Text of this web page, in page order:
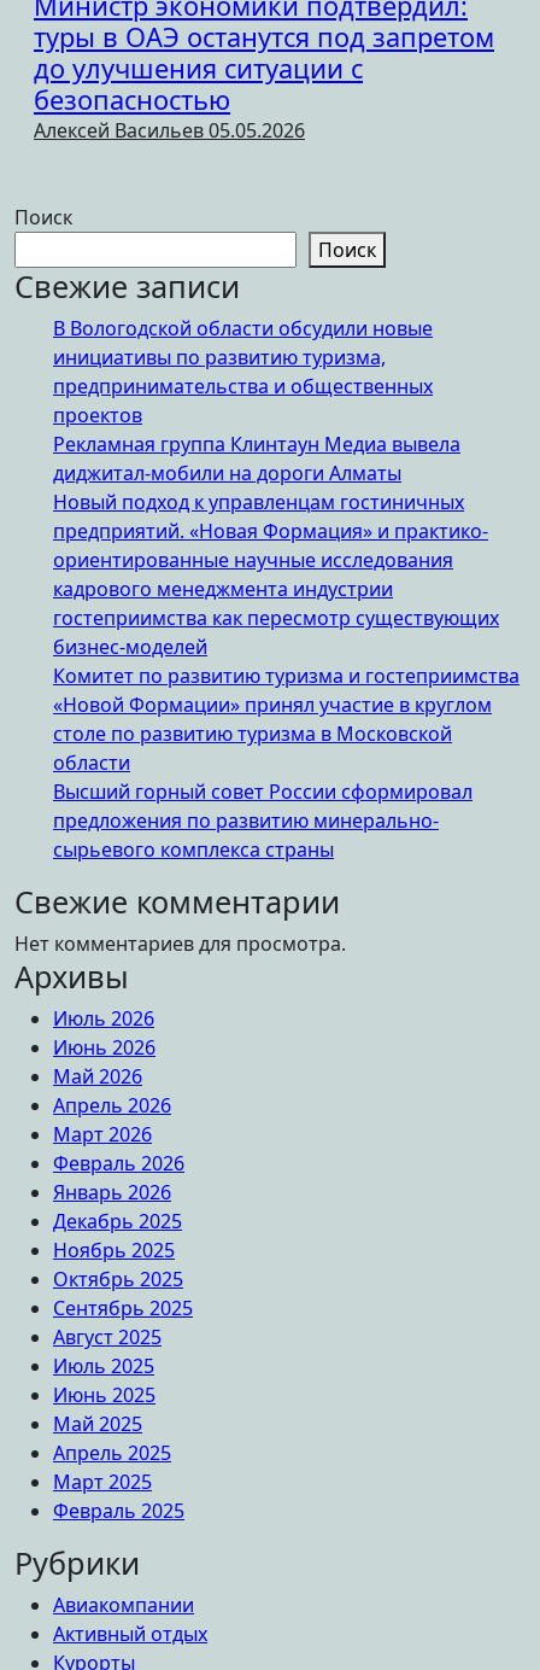
туры в ОАЭ останутся под запретом
до улучшения ситуации с
безопасностью
Алексей Васильев05.05.2026
Поиск
Поиск
Свежие записи
В Вологодской области обсудили новые
инициативы по развитию туризма,
предпринимательства и общественных
проектов
Рекламная группа Клинтаун Медиа вывела
диджитал-мобили на дороги Алматы
Новый подход к управленцам гостиничных
предприятий. «Новая Формация» и практико-
ориентированные научные исследования
кадрового менеджмента индустрии
гостеприимства как пересмотр существующих
бизнес-моделей
Комитет по развитию туризма и гостеприимства
«Новой Формации» принял участие в круглом
столе по развитию туризма в Московской
области
Высший горный совет России сформировал
предложения по развитию минерально-
сырьевого комплекса страны
Свежие комментарии
Нет комментариев для просмотра.
Архивы
Июль 2026
Июнь 2026
Май 2026
Апрель 2026
Март 2026
Февраль 2026
Январь 2026
Декабрь 2025
Ноябрь 2025
Октябрь 2025
Сентябрь 2025
Август 2025
Июль 2025
Июнь 2025
Май 2025
Апрель 2025
Март 2025
Февраль 2025
Рубрики
Авиакомпании
Активный отдых
Курорты